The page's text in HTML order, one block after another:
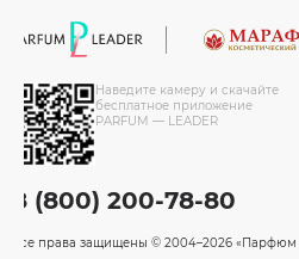
Наведите камеру и скачайте
бесплатное приложение
PARFUM — LEADER
8 (800) 200-78-80
Все права защищены © 2004–2026